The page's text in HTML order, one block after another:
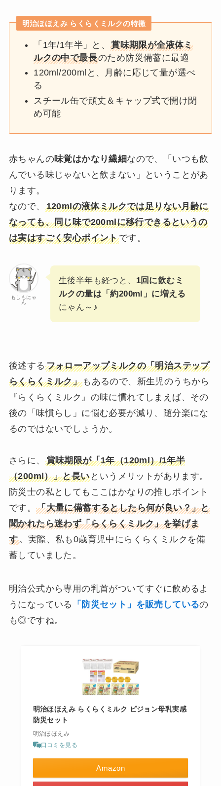
明治ほほえみ らくらくミルクの特徴
「1年/1年半」と、賞味期限が全液体ミ
ルクの中で最長のため防災備蓄に最適
120ml/200mlと、月齢に応じて量が選べ
る
スチール缶で頑丈＆キャップ式で開け閉
め可能
赤ちゃんの味覚はかなり繊細なので、「いつも飲
んでいる味じゃないと飲まない」ということがあ
ります。
なので、 120mlの液体ミルクでは足りない月齢に
なっても、同じ味で200mlに移行できるというの
は実はすごく安心ポイントです。
もしもにゃ
ん
生後半年も経つと、 1回に飲むミ
ルクの量は「約200ml」に増える
にゃん～♪
後述する フォローアップミルクの「明治ステップ
らくらくミルク」 もあるので、新生児のうちから
『らくらくミルク』の味に慣れてしまえば、その
後の「味慣らし」に悩む必要が減り、随分楽にな
るのではないでしょうか。
さらに、 賞味期限が「1年（120ml）/1年半
（200ml）」と長い というメリットがあります。
防災士の私としてもここはかなりの推しポイント
です。「大量に備蓄するとしたら何が良い？」と
聞かれたら迷わず「らくらくミルク」を挙げま
す。実際、私も0歳育児中にらくらくミルクを備
蓄していました。
明治公式から専用の乳首がついてすぐに飲めるよ
うになっている
「防災セット」を販売しているの
も◎ですね。
明治ほほえみ らくらくミルク ピジョン母乳実感
防災セット
明治ほほえみ
口コミを見る
Amazon